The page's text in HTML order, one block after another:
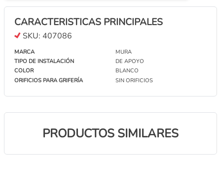
CARACTERISTICAS PRINCIPALES
SKU: 407086
MARCA
MURA
TIPO DE INSTALACIÓN
DE APOYO
COLOR
BLANCO
ORIFICIOS PARA GRIFERÍA
SIN ORIFICIOS
PRODUCTOS SIMILARES